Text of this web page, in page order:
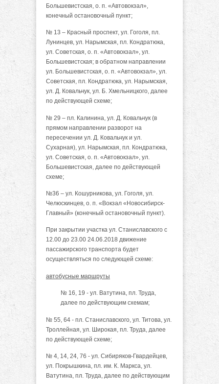
Большевистская, о. п. «Автовокзал»,
конечный остановочный пункт;
№ 13 – Красный проспект, ул. Гоголя, пл.
Лунинцев, ул. Нарымская, пл. Кондратюка,
ул. Советская, о. п. «Автовокзал», ул.
Большевистская; в обратном направлении
ул. Большевистская, о. п. «Автовокзал», ул.
Советская, пл. Кондратюка, ул. Нарымская,
ул. Д. Ковальчук, ул. Б. Хмельницкого, далее
по действующей схеме;
№ 29 – пл. Калинина, ул. Д. Ковальчук (в
прямом направлении разворот на
пересечении ул. Д. Ковальчук и ул.
Сухарная), ул. Нарымская, пл. Кондратюка,
ул. Советская, о. п. «Автовокзал», ул.
Большевистская, далее по действующей
схеме;
№36 – ул. Кошурникова, ул. Гоголя, ул.
Челюскинцев, о. п. «Вокзал «Новосибирск-
Главный» (конечный остановочный пункт).
При закрытии участка ул. Станиславского с
12.00 до 23.00 24.06.2018 движение
пассажирского транспорта будет
осуществляться по следующей схеме:
автобусные маршруты
№ 16, 19 - ул. Ватутина, пл. Труда,
далее по действующим схемам;
№ 55, 64 - пл. Станиславского, ул. Титова, ул.
Троллейная, ул. Широкая, пл. Труда, далее
по действующей схеме;
№ 4, 14, 24, 76 - ул. Сибиряков-Гвардейцев,
ул. Покрышкина, пл. им. К. Маркса, ул.
Ватутина, пл. Труда, далее по действующим